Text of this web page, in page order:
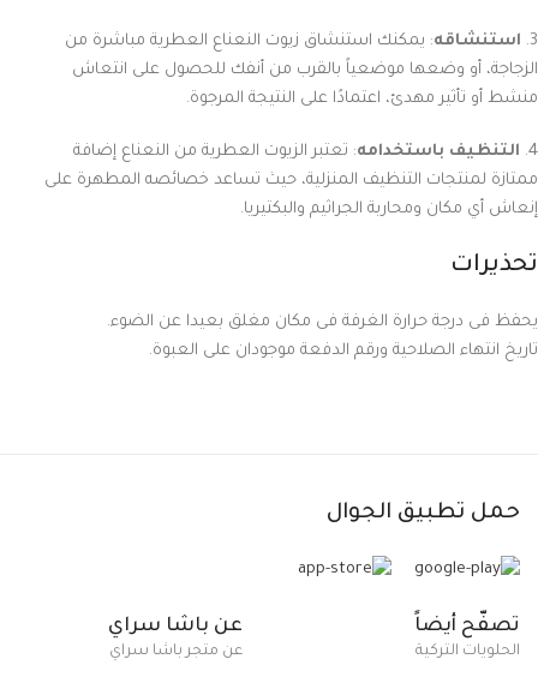
3. استنشاقه: يمكنك استنشاق زيوت النعناع العطرية مباشرة من
الزجاجة، أو وضعها موضعياً بالقرب من أنفك للحصول على انتعاش
منشط أو تأثير مهدئ، اعتمادًا على النتيجة المرجوة.
4. التنظيف باستخدامه: تعتبر الزيوت العطرية من النعناع إضافة
ممتازة لمنتجات التنظيف المنزلية، حيث تساعد خصائصه المطهرة على
إنعاش أي مكان ومحاربة الجراثيم والبكتيريا.
تحذيرات
يحفظ فى درجة حرارة الغرفة فى مكان مغلق بعيدا عن الضوء.
تاريخ انتهاء الصلاحية ورقم الدفعة موجودان على العبوة.
حمل تطبيق الجوال
عن باشا سراي
عن متجر باشا سراي
تصفّح أيضاً
الحلويات التركية